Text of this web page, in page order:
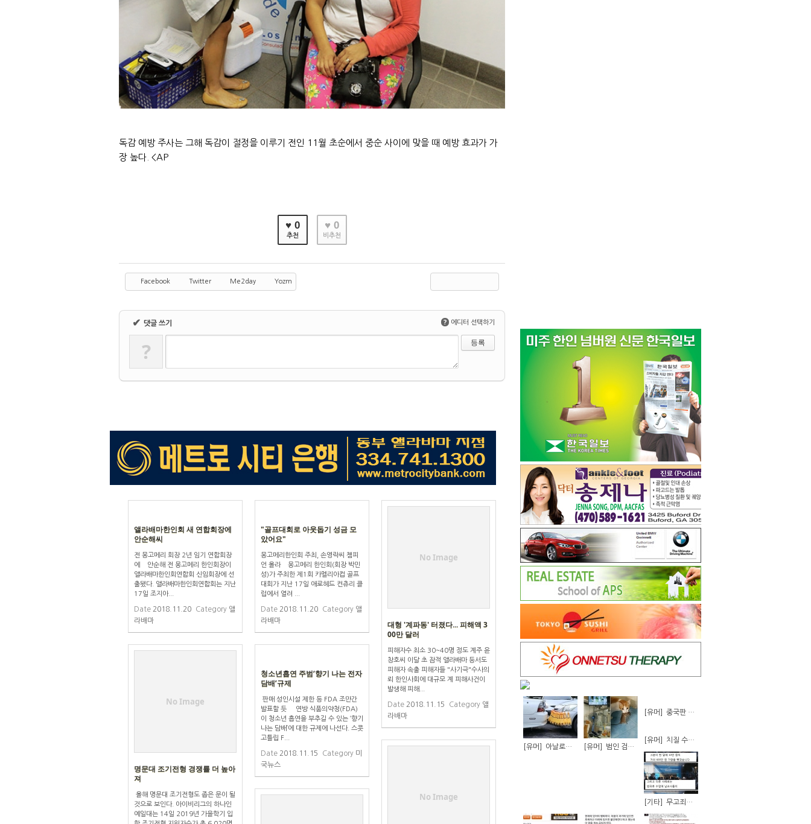
독감 예방 주사는 그해 독감이 절정을 이루기 전인 11월 초순에서 중순 사이에 맞을 때 예방 효과가 가
장 높다. <AP
♥ 0
추천
♥ 0
비추천
Facebook Twitter Me2day Yozm
✔ 댓글 쓰기 ? 에디터 선택하기
?
앨라배마한인회 새 연합회장에
안순해씨
전 몽고메리 회장 2년 임기 연합회장
에 안순해 전 몽고메리 한인회장이
앨라배마한인회연합회 신임회장에 선
출됐다. 앨라배마한인회연합회는 지난
17일 조지아...
Date 2018.11.20 Category 앨
라배마
"골프대회로 아웃돕기 성금 모
았어요"
몽고메리한인회 주최, 손영락씨 챔피
언 올라 몽고메리 한인회(회장 박민
성)가 주최한 제1회 카멜리아컵 골프
대회가 지난 17일 애로헤드 컨츄리 클
럽에서 열려 ...
Date 2018.11.20 Category 앨
라배마
No Image
대형 '계파동' 터졌다... 피해액 3
00만 달러
피해자수 최소 30~40명 정도 계주 윤
창호씨 이달 초 잠적 앨라배마 등서도
피해자 속출 피해자들 "사기극"수사의
뢰 한인사회에 대규모 계 피해사건이
발생해 피해...
Date 2018.11.15 Category 앨
라배마
No Image
명문대 조기전형 경쟁률 더 높아
져
올해 명문대 조기전형도 좁은 문이 될
것으로 보인다. 아이비리그의 하나인
예일대는 14일 2019년 가을학기 입
청소년흡연 주범‘향기 나는 전자
담배’규제
판매 성인시설 제한 등 FDA 조만간
발표할 듯 연방 식품의약청(FDA)
이 청소년 흡연을 부추길 수 있는 ‘향기
나는 담배’에 대한 규제에 나선다. 스콧
고틀립 F...
Date 2018.11.15 Category 미
국뉴스
No Image
[유머] 아날로그 주차 센서.... [유머] 범인 검거에 CCTV를 활용한 냥
[유머] 중국판 비정상회담 근황
[유머] 치질 수술의 12단계
[기타] 무고죄에 화난 청년